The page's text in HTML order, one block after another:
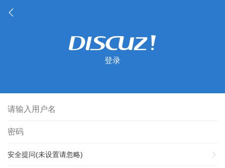
登录
安全提问(未设置请忽略)